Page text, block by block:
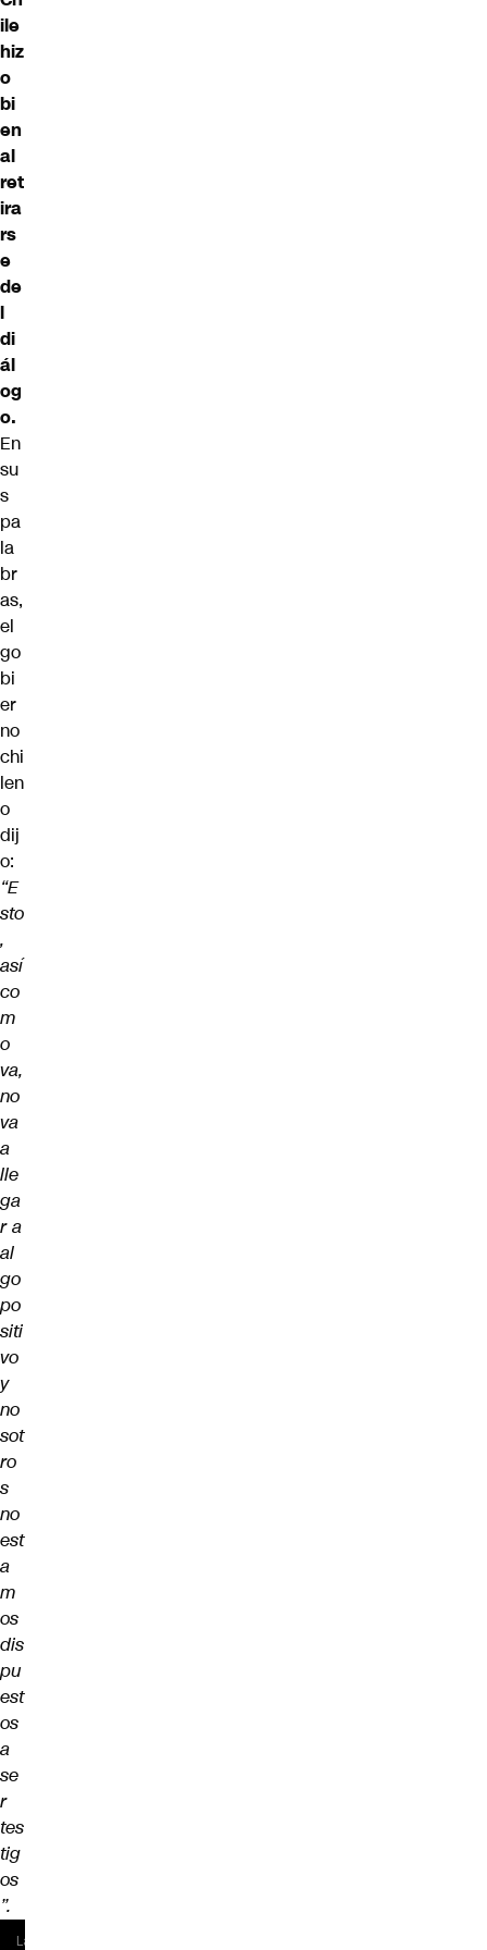
ile
hiz
o
bi
en
al
ret
ira
rs
e
de
l
di
ál
og
o.
En
su
s
pa
la
br
as,
el
go
bi
er
no
chi
len
o
dij
o:
“E
sto
,
así
co
m
o
va,
no
va
a
lle
ga
r a
al
go
po
siti
vo
y
no
sot
ro
s
no
est
a
m
os
dis
pu
est
os
a
se
r
tes
tig
os
”.